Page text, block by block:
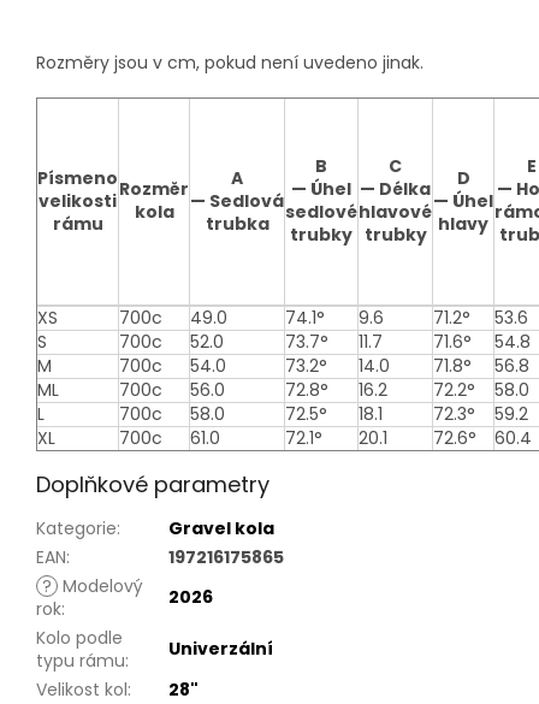
Rozměry jsou v cm, pokud není uvedeno jinak.
Sizing
table
Písmeno
velikosti
rámu
Rozměr
kola
A
— Sedlová
trubka
B
— Úhel
sedlové
trubky
C
— Délka
hlavové
trubky
D
— Úhel
hlavy
E
—
XS 700c 49.0 74.1° 9.6 71.2°
53.6
S
700c 52.0 73.7° 11.7 71.6°
54.8
M
700c 54.0 73.2° 14.0 71.8°
56.8
ML
700c 56.0 72.8° 16.2 72.2°
58.0
L
700c 58.0 72.5° 18.1 72.3°
59.2
XL
700c 61.0 72.1° 20.1 72.6° 60.4
Doplňkové parametry
Kategorie:
Gravel kola
EAN:
197216175865
? Modelový
rok:
2026
Kolo podle
typu rámu:
Univerzální
Velikost kol: 28"